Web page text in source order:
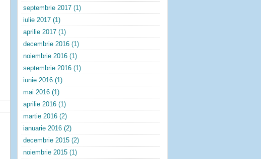
septembrie 2017 (1)
iulie 2017 (1)
aprilie 2017 (1)
decembrie 2016 (1)
noiembrie 2016 (1)
septembrie 2016 (1)
iunie 2016 (1)
mai 2016 (1)
aprilie 2016 (1)
martie 2016 (2)
ianuarie 2016 (2)
decembrie 2015 (2)
noiembrie 2015 (1)